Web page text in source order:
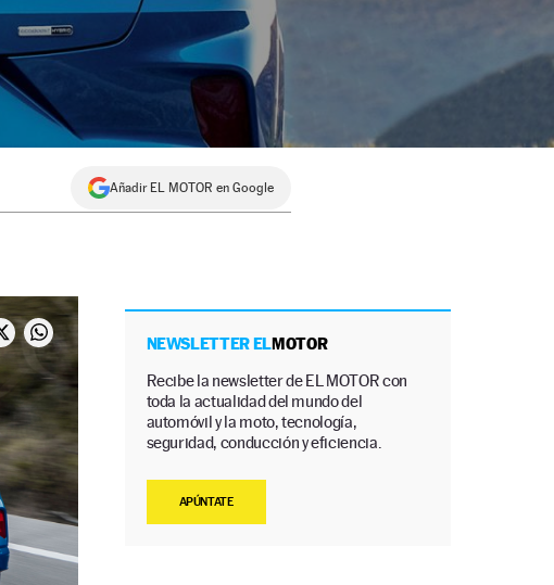
Añadir EL MOTOR en Google
NEWSLETTER ELMOTOR
Recibe la newsletter de EL MOTOR con
toda la actualidad del mundo del
automóvil y la moto, tecnología,
seguridad, conducción y eficiencia.
APÚNTATE